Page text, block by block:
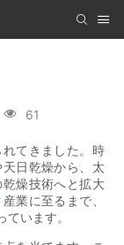
61
てきました。時
日乾燥から、太
燥技術へと拡大
業に至るまで、
います。